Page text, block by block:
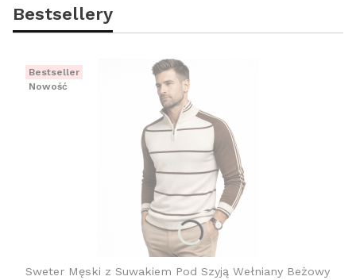
Bestsellery
Bestseller
Nowość
Sweter Męski z Suwakiem Pod Szyją Wełniany Beżowy